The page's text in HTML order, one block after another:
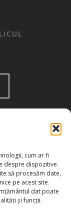
cum ar fi
despre dispozitive.
să procesăm date,
pe acest site.
dat poate
și funcții.
MO nr.